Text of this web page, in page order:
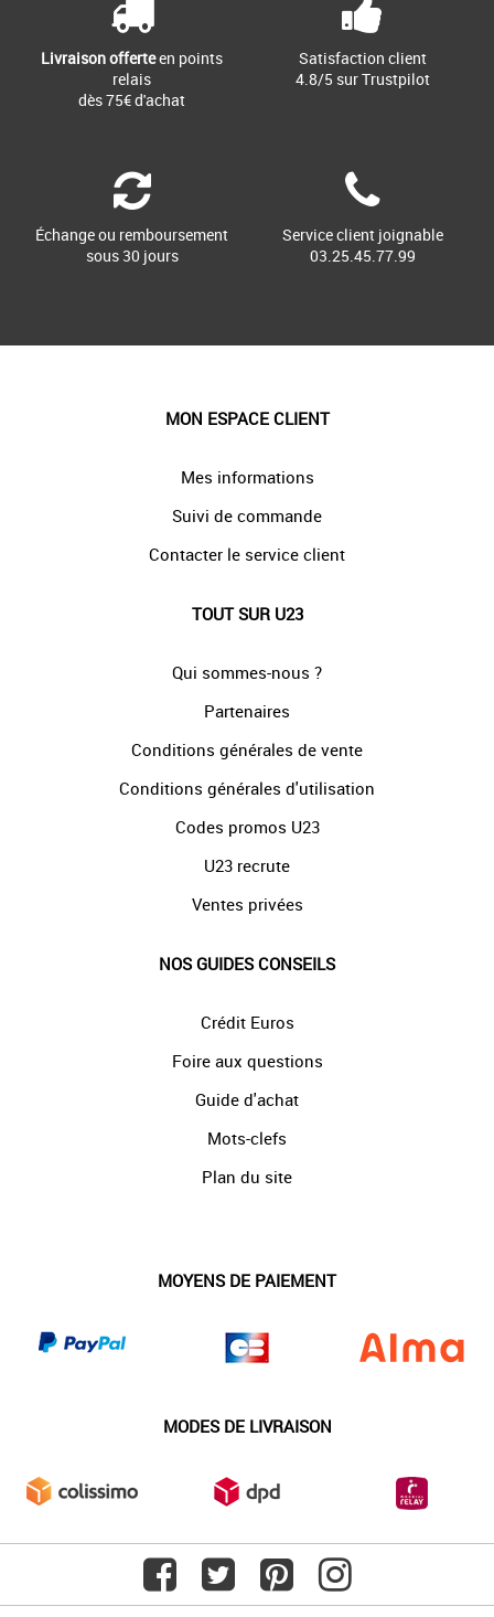
Livraison offerteen points
relais
dès 75€ d'achat
Satisfaction client
4.8/5 sur Trustpilot
Échange ou remboursement
sous 30 jours
Service client joignable
03.25.45.77.99
MON ESPACE CLIENT
Mes informations
Suivi de commande
Contacter le service client
TOUT SUR U23
Qui sommes-nous ?
Partenaires
Conditions générales de vente
Conditions générales d'utilisation
Codes promos U23
U23 recrute
Ventes privées
NOS GUIDES CONSEILS
Crédit Euros
Foire aux questions
Guide d'achat
Mots-clefs
Plan du site
MOYENS DE PAIEMENT
MODES DE LIVRAISON